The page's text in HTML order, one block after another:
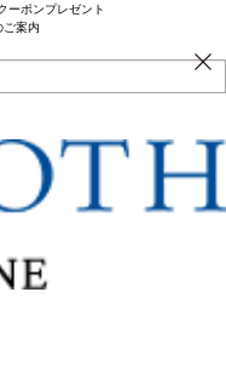
ーポンプレゼント
ご案内